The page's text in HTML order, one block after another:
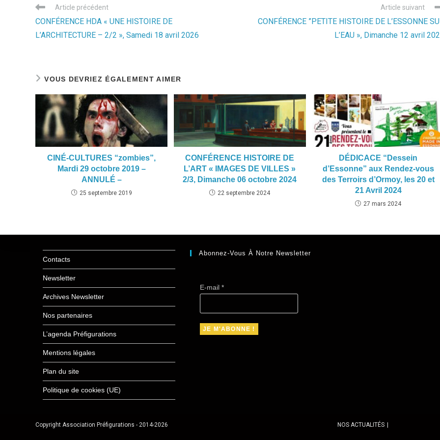
Read
articles
Article précédent
CONFÉRENCE HDA « UNE HISTOIRE DE
L’ARCHITECTURE – 2/2 », Samedi 18 avril 2026
Article suivant
CONFÉRENCE ”PETITE HISTOIRE DE L’ESSONNE
L’EAU », Dimanche 12 avril
VOUS DEVRIEZ ÉGALEMENT AIMER
CINÉ-CULTURES “zombies”,
Mardi 29 octobre 2019 –
ANNULÉ –
25 septembre 2019
CONFÉRENCE HISTOIRE DE
L’ART « IMAGES DE VILLES »
2/3, Dimanche 06 octobre 2024
22 septembre 2024
DÉDICACE “Dessein
d’Essonne” aux Rendez-vous
des Terroirs d’Ormoy, les 20 et
21 Avril 2024
27 mars 2024
Contacts
Newsletter
Archives Newsletter
Nos partenaires
L’agenda Préfigurations
Mentions légales
Plan du site
Politique de cookies (UE)
Abonnez-Vous À Notre Newsletter
E-mail *
NOS ACTUALITÉS
Copyright Association Préfigurations - 2014-2026